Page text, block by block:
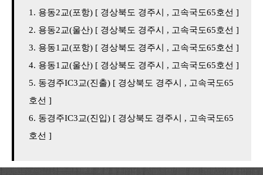
용동2교(포항) [ 경상북도 경주시 , 고속국도65호선 ]
용동2교(울산) [ 경상북도 경주시 , 고속국도65호선 ]
용동1교(포항) [ 경상북도 경주시 , 고속국도65호선 ]
용동1교(울산) [ 경상북도 경주시 , 고속국도65호선 ]
동경주IC3교(진출) [ 경상북도 경주시 , 고속국도65
호선 ]
동경주IC3교(진입) [ 경상북도 경주시 , 고속국도65
호선 ]